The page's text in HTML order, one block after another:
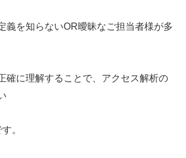
義を知らないOR曖昧なご担当者様が多
確に理解することで、アクセス解析の
。